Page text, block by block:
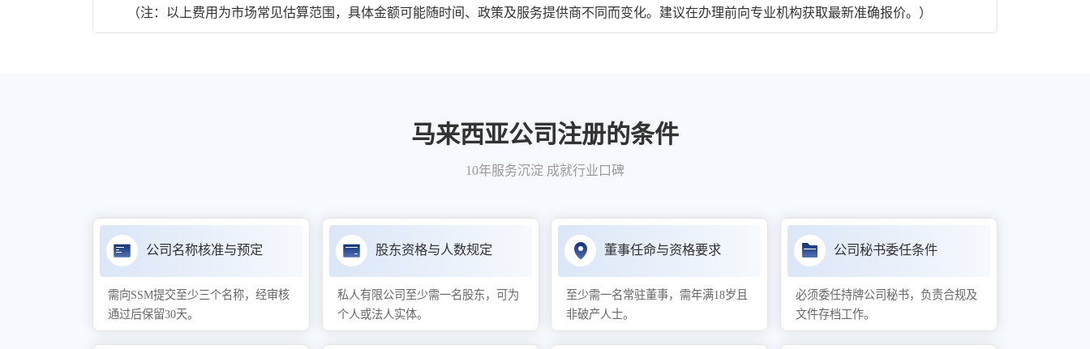
（注：以上费用为市场常见估算范围，具体金额可能随时间、政策及服务提供商不同而变化。建议在办理前向专业机构获取最新准确报价。）
马来西亚公司注册的条件
10年服务沉淀 成就行业口碑
公司名称核准与预定
需向SSM提交至少三个名称，经审核
通过后保留30天。
股东资格与人数规定
私人有限公司至少需一名股东，可为
个人或法人实体。
董事任命与资格要求
至少需一名常驻董事，需年满18岁且
非破产人士。
公司秘书委任条件
必须委任持牌公司秘书，负责合规及
文件存档工作。